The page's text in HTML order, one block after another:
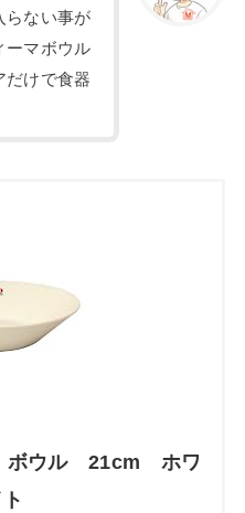
らない事が
ーマボウル
だけで食器
ボウル 21cm ホワ